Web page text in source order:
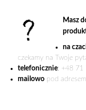
Masz
na
czekamy na Twoje
telefonicznie: +48 71
mailowo pod